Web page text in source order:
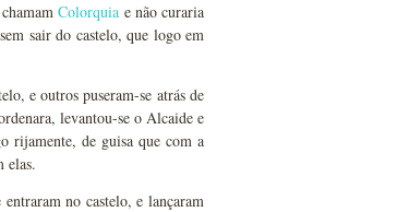
chamamColorquia e não curaria
sair do castelo, que logo em
e outros puseram-se atrás de
levantou-se o Alcaide e
rijamente, de guisa que com a
elas.
no castelo, e lançaram